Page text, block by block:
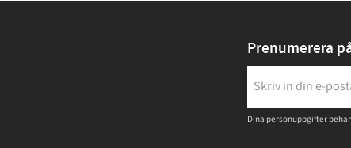
Prenumerera
Dina personuppgifter